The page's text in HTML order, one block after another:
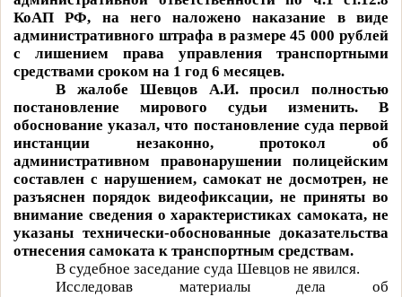
КоАП РФ, на него наложено наказание в виде
административного штрафа в размере 45 000 рублей
с лишением права управления транспортными
средствами сроком на 1 год 6 месяцев.
В жалобе Шевцов А.И. просил полностью
постановление мирового судьи изменить. В
обоснование указал, что постановление суда первой
инстанции незаконно, протокол об
административном правонарушении полицейским
составлен с нарушением, самокат не досмотрен, не
разъяснен порядок видеофиксации, не приняты во
внимание сведения о характеристиках самоката, не
указаны технически-обоснованные доказательства
отнесения самоката к транспортным средствам.
В судебное заседание суда Шевцов не явился.
Исследовав материалы дела об